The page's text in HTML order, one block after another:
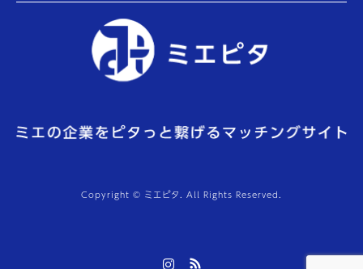
Copyright © ミエピタ. All Rights Reserved.